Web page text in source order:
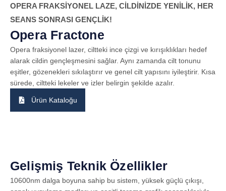
OPERA FRAKSİYONEL LAZE, CİLDİNİZDE YENİLİK, HER
SEANS SONRASI GENÇLİK!
Opera Fractone
Opera fraksiyonel lazer, ciltteki ince çizgi ve kırışıklıkları hedef
alarak cildin gençleşmesini sağlar. Aynı zamanda cilt tonunu
eşitler, gözenekleri sıkılaştırır ve genel cilt yapısını iyileştirir. Kısa
sürede, ciltteki lekeler ve izler belirgin şekilde azalır.
Ürün Kataloğu
Gelişmiş Teknik Özellikler
10600nm dalga boyuna sahip bu sistem, yüksek güçlü çıkışı,